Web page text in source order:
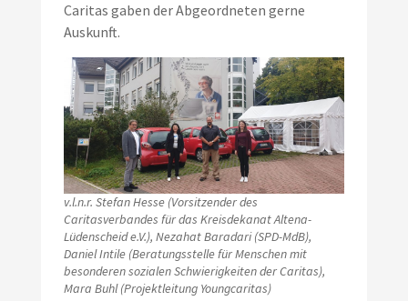
Caritas gaben der Abgeordneten gerne
Auskunft.
v.l.n.r. Stefan Hesse (Vorsitzender des
Caritasverbandes für das Kreisdekanat Altena-
Lüdenscheid e.V.), Nezahat Baradari (SPD-MdB),
Daniel Intile (Beratungsstelle für Menschen mit
besonderen sozialen Schwierigkeiten der Caritas),
Mara Buhl (Projektleitung Youngcaritas)